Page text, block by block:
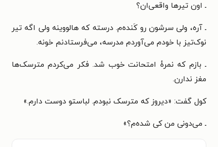
ـ اون تیرها واقعی‌ان؟
ـ آره، ولی سرشون رو کَنده‌م. درسته که هالووینه ولی اگه تیر
نوک‌تیز با خودم می‌آوردم مدرسه، می‌فرستادنم خونه.
ـ بازم که نمرهٔ امتحانت خوب شد. فکر می‌کردم مترسک‌ها
مغز ندارن.
کول گفت: «دیروز که مترسک نبودم. لباستو دوست دارم.»
ـ می‌دونی من کی شده‌م؟»